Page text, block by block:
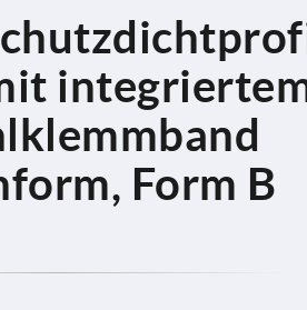
Form B